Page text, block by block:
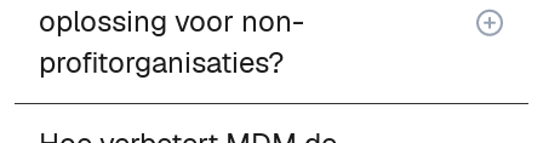
oplossing voor non-
profitorganisaties?